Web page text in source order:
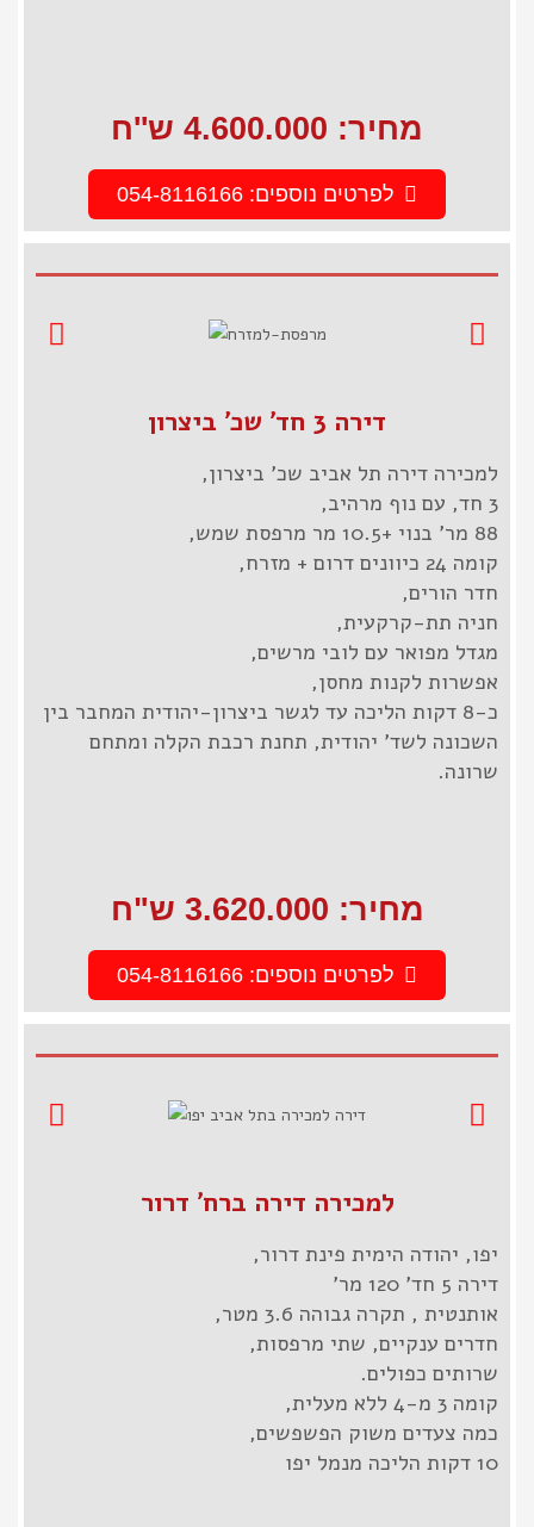
מחיר: 4.600.000 ש''ח
לפרטים נוספים: 054-8116166
דירה 3 חד' שכ' ביצרון
למכירה דירה תל אביב שכ' ביצרון,
3 חד, עם נוף מרהיב,
88 מר' בנוי +10.5 מר מרפסת שמש,
קומה 24 כיוונים דרום + מזרח,
חדר הורים,
חניה תת-קרקעית,
מגדל מפואר עם לובי מרשים,
אפשרות לקנות מחסן,
כ-8 דקות הליכה עד לגשר ביצרון-יהודית המחבר בין
השכונה לשד' יהודית, תחנת רכבת הקלה ומתחם
שרונה.
מחיר: 3.620.000 ש"ח
לפרטים נוספים: 054-8116166
למכירה דירה ברח' דרור
יפו, יהודה הימית פינת דרור,
דירה 5 חד' 120 מר'
אותנטית , תקרה גבוהה 3.6 מטר,
חדרים ענקיים, שתי מרפסות,
שרותים כפולים.
קומה 3 מ-4 ללא מעלית,
כמה צעדים משוק הפשפשים,
10 דקות הליכה מנמל יפו